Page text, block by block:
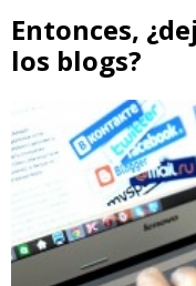
Entonces,
los blogs?